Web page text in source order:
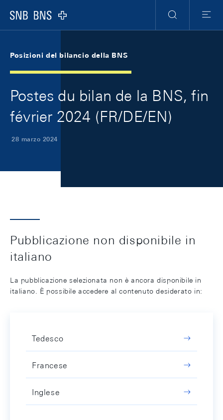
Logo
Ricerca
Menu
Posizioni del bilancio della BNS
Postes du bilan de la BNS, fin
février 2024 (FR/DE/EN)
28 marzo 2024
Pubblicazione non disponibile in
italiano
La pubblicazione selezionata non è ancora disponibile in
italiano. È possibile accedere al contenuto desiderato in:
Tedesco
Francese
Inglese